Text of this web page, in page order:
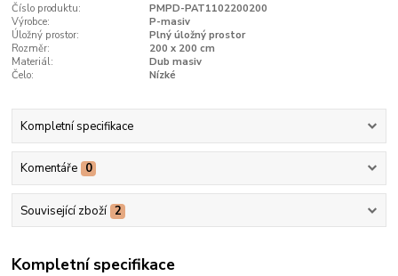
Číslo produktu:
PMPD-PAT1102200200
Výrobce:
P-masiv
Úložný prostor:
Plný úložný prostor
Rozměr:
200 x 200 cm
Materiál:
Dub masiv
Čelo:
Nízké
Kompletní specifikace
Komentáře 0
Související zboží 2
Kompletní specifikace